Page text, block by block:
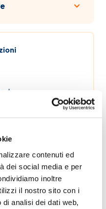
contenuti ed
dei social media e per
inoltre
il nostro sito con i
analisi dei dati web,
promo
17:30